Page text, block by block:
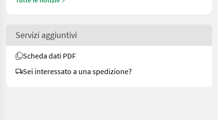
Servizi aggiuntivi
Scheda dati PDF
Sei interessato a una spedizione?